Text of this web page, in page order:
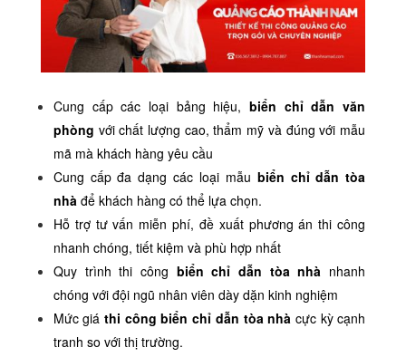
Cung cấp các loại bảng hiệu,biển chỉ dẫn văn
phòng với chất lượng cao, thẩm mỹ và đúng với mẫu
mã mà khách hàng yêu cầu
Cung cấp đa dạng các loại mẫu biển chỉ dẫn tòa
nhà để khách hàng có thể lựa chọn.
Hỗ trợ tư vấn miễn phí, đề xuất phương án thi công
nhanh chóng, tiết kiệm và phù hợp nhất
Quy trình thi công biển chỉ dẫn tòa nhà nhanh
chóng với đội ngũ nhân viên dày dặn kinh nghiệm
Mức giáthi công biển chỉ dẫn tòa nhà cực kỳ cạnh
tranh so với thị trường.